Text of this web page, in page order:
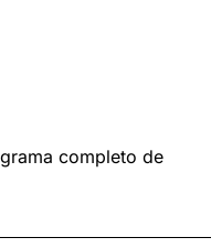
completo de